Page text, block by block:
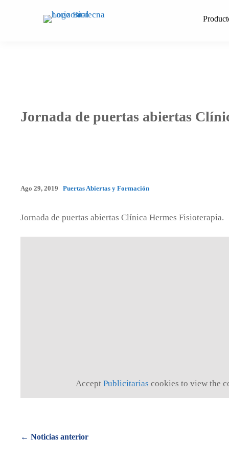
Jornada de puertas abiertas
Ago 29, 2019 Puertas Abiertas y Formación
Jornada de puertas abiertas Clínica Hermes Fisioterapia.
Accept Publicitarias cookies to view the
Posts
← Noticias anterior